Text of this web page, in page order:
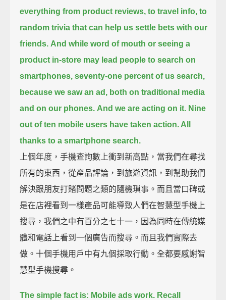
everything from product reviews, to travel info, to
random trivia that can help us settle bets with our
friends. And while word of mouth or seeing a
product in-store may lead people to search on
smartphones, seventy-one percent of us search,
because we saw an ad, both on traditional media
and on our phones. And we are acting on it. Nine
out of ten mobile users have taken action. All
thanks to a smartphone search.
上個年度，手機查詢數上衝到新高點，當我們在尋找
所有的東西，從產品評論，到旅遊資訊，到幫助我們
解決跟朋友打賭問題之類的隨機瑣事。而且當口碑或
是在店裡看到一樣產品可能導致人們在智慧型手機上
搜尋，我們之中有百分之七十一，因為同時在傳統媒
體和電話上看到一個廣告而搜尋。而且我們實際去
做。十個手機用戶中有九個採取行動。全都要感謝智
慧型手機搜尋。
The simple fact is: Mobile ads work. Recall